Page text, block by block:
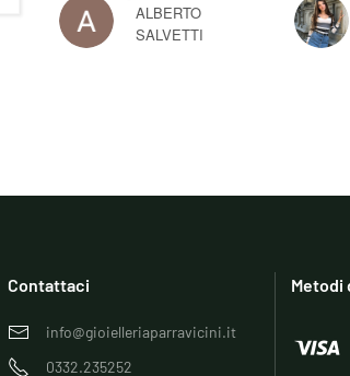
ALBERTO
SALVETTI
Contattaci
info@gioielleriaparravicini.it
0332.235252
Metodi